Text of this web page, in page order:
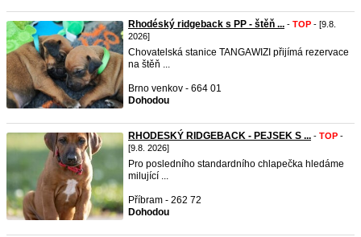
Rhodéský ridgeback s PP - štěň ... - TOP - [9.8.
2026]
Chovatelská stanice TANGAWIZI přijímá rezervace
na štěň ...
Brno venkov - 664 01
Dohodou
RHODESKÝ RIDGEBACK - PEJSEK S ... - TOP -
[9.8. 2026]
Pro posledního standardního chlapečka hledáme
milující ...
Příbram - 262 72
Dohodou